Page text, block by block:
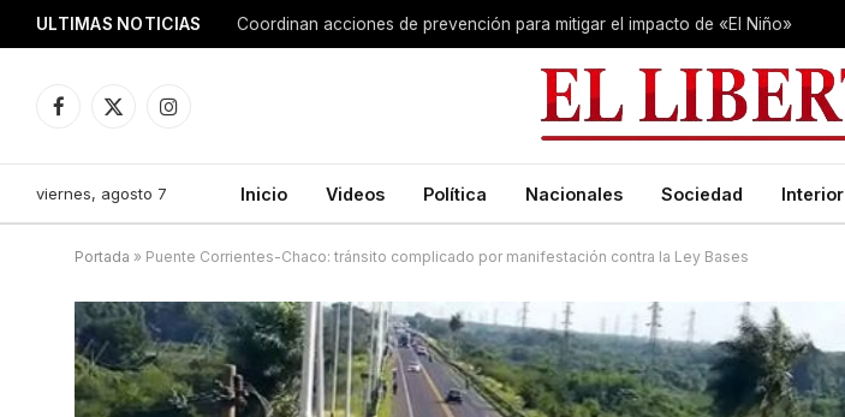
ULTIMAS NOTICIAS Coordinan acciones de prevención para mitigar el impacto de «El Niño»
Facebook
X
Instagram
viernes, agosto 7 Inicio Videos Política Nacionales Sociedad Interior
Portada » Puente Corrientes-Chaco: tránsito complicado por manifestación contra la Ley Bases